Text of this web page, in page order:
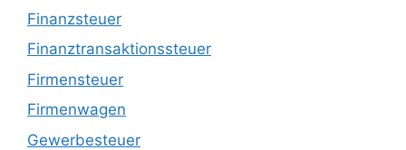
Finanzsteuer
Finanztransaktionssteuer
Firmensteuer
Firmenwagen
Gewerbesteuer